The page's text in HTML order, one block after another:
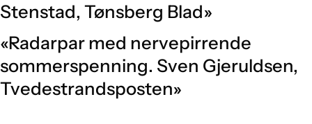
Stenstad, Tønsberg Blad»
«Radarpar med nervepirrende
sommerspenning. Sven Gjeruldsen,
Tvedestrandsposten»